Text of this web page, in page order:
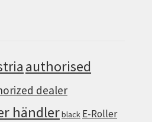
authorised
dealer
händlerblack E-Roller